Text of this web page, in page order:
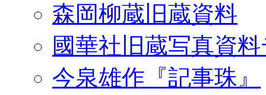
森岡柳蔵旧蔵資料
國華社旧蔵写真資
今泉雄作『記事珠』